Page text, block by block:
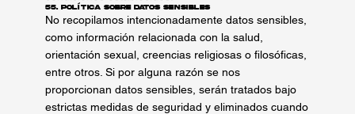
55. Política sobre Datos Sensibles
No recopilamos intencionadamente datos sensibles,
como información relacionada con la salud,
orientación sexual, creencias religiosas o filosóficas,
entre otros. Si por alguna razón se nos
proporcionan datos sensibles, serán tratados bajo
estrictas medidas de seguridad y eliminados cuando